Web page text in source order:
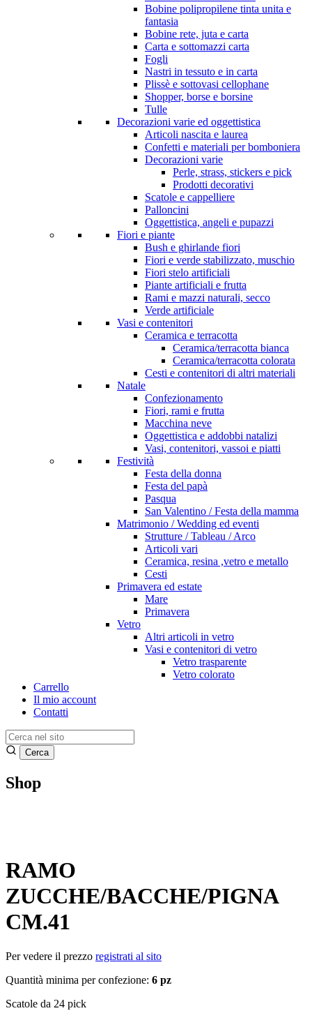
Bobine polipropilene tinta unita e
fantasia
Bobine rete, juta e carta
Carta e sottomazzi carta
Fogli
Nastri in tessuto e in carta
Plissè e sottovasi cellophane
Shopper, borse e borsine
Tulle
Decorazioni varie ed oggettistica
Articoli nascita e laurea
Confetti e materiali per bomboniera
Decorazioni varie
Perle, strass, stickers e pick
Prodotti decorativi
Scatole e cappelliere
Palloncini
Oggettistica, angeli e pupazzi
Fiori e piante
Bush e ghirlande fiori
Fiori e verde stabilizzato, muschio
Fiori stelo artificiali
Piante artificiali e frutta
Rami e mazzi naturali, secco
Verde artificiale
Vasi e contenitori
Ceramica e terracotta
Ceramica/terracotta bianca
Ceramica/terracotta colorata
Cesti e contenitori di altri materiali
Natale
Confezionamento
Fiori, rami e frutta
Macchina neve
Oggettistica e addobbi natalizi
Vasi, contenitori, vassoi e piatti
Festività
Festa della donna
Festa del papà
Pasqua
San Valentino / Festa della mamma
Matrimonio / Wedding ed eventi
Strutture / Tableau / Arco
Articoli vari
Ceramica, resina ,vetro e metallo
Cesti
Primavera ed estate
Mare
Primavera
Vetro
Altri articoli in vetro
Vasi e contenitori di vetro
Vetro trasparente
Vetro colorato
Carrello
Il mio account
Contatti
Shop
RAMO
ZUCCHE/BACCHE/PIGNA
CM.41
Per vedere il prezzo registrati al sito
Quantità minima per confezione: 6 pz
Scatole da 24 pick